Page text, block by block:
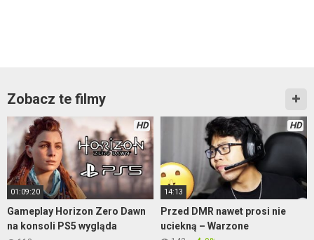
Zobacz te filmy
HD
01:09:20
Gameplay Horizon Zero Dawn
na konsoli PS5 wygląda
HD
14:13
Przed DMR nawet prosi nie
uciekną – Warzone